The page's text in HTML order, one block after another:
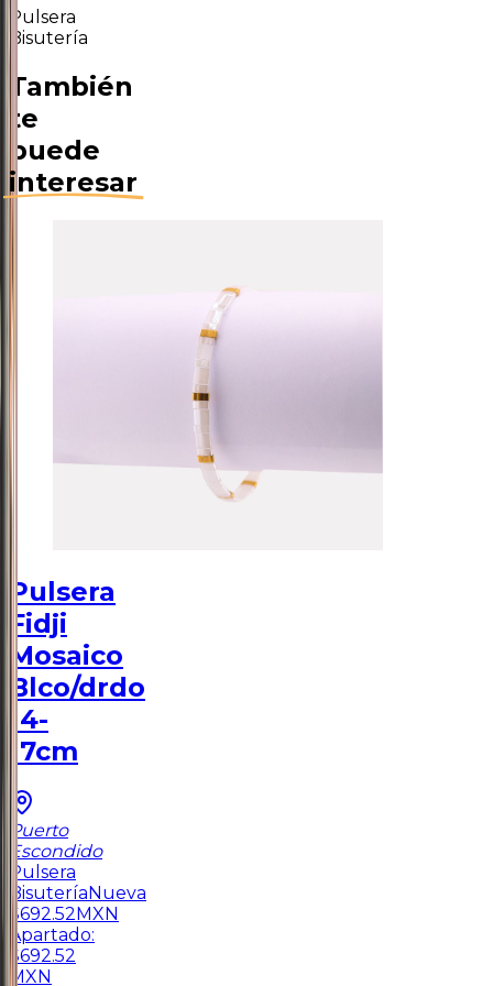
Pulsera
Bisutería
También
te
puede
interesar
Pulsera
Fidji
Mosaico
Blco/drdo
14-
17cm
Puerto
Escondido
Pulsera
Bisutería Nueva
$692.52 MXN
Apartado:
$692.52
MXN